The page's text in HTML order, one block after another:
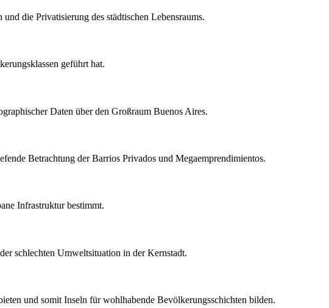
die Privatisierung des städtischen Lebensraums.
geführt hat.
Daten über den Großraum Buenos Aires.
Betrachtung der Barrios Privados und Megaemprendimientos.
Infrastruktur bestimmt.
schlechten Umweltsituation in der Kernstadt.
und somit Inseln für wohlhabende Bevölkerungsschichten bilden.